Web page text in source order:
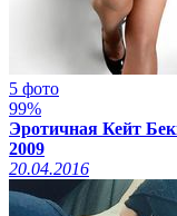
5 фото
99%
Эротичная Кейт
2009
20.04.2016